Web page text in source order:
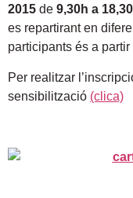
2015 de 9,30h a
es repartirant en
participants és a
Per realitzar
sensibilització (clica)